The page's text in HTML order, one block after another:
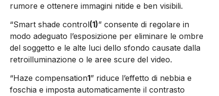
rumore e ottenere immagini nitide e ben visibili.
“Smart shade control(1)” consente di regolare in
modo adeguato l’esposizione per eliminare le ombre
del soggetto e le alte luci dello sfondo causate dalla
retroilluminazione o le aree scure del video.
“Haze compensation1” riduce l’effetto di nebbia e
foschia e imposta automaticamente il contrasto